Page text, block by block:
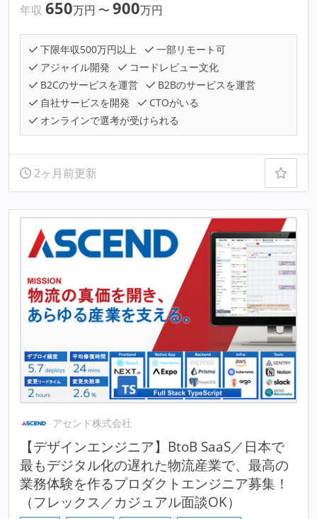
年収 650万円 〜 900万円
下限年収500万円以上
一部リモート可
アジャイル開発
コードレビュー文化
B2Cのサービスを運営
B2Bのサービスを運営
自社サービスを開発
CTOがいる
オンラインで選考が受けられる
2ヶ月前更新
アセンド株式会社
【デザインエンジニア】BtoB SaaS／日本で
最もデジタル化の遅れた物流産業で、最高の
業務体験を作るプロダクトエンジニア募集！
（フレックス／カジュアル面談OK）